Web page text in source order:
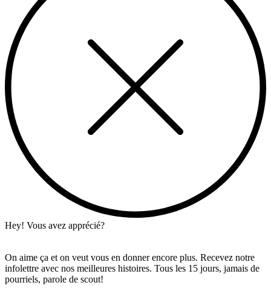
Hey! Vous avez apprécié?
On aime ça et on veut vous en donner encore plus. Recevez notre
infolettre avec nos meilleures histoires. Tous les 15 jours, jamais de
pourriels, parole de scout!